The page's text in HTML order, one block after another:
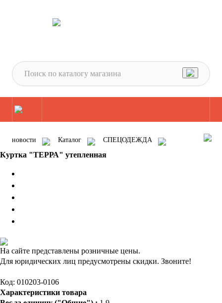
новости Каталог
СПЕЦОДЕЖДА
Одежда для защиты от ПОНИЖЕННЫХ температур
Куртка "ТЕРРА" утепленная
На сайте представлены розничные цены.
Для юридических лиц предусмотрены скидки. Звоните!
Код: 010203-0106
Характеристики товара